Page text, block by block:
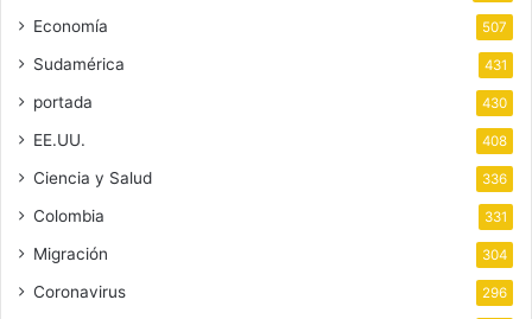
Economía 507
Sudamérica 431
portada 430
EE.UU. 408
Ciencia y Salud 336
Colombia 331
Migración 304
Coronavirus 296